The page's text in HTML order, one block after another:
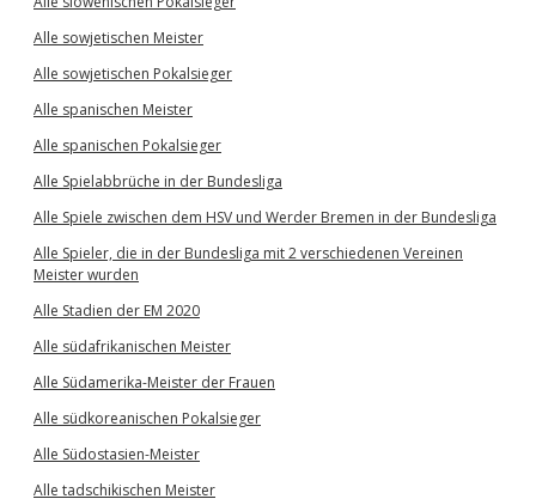
Alle sowjetischen Meister
Alle sowjetischen Pokalsieger
Alle spanischen Meister
Alle spanischen Pokalsieger
Alle Spielabbrüche in der Bundesliga
Alle Spiele zwischen dem HSV und Werder Bremen in der Bundesliga
Alle Spieler, die in der Bundesliga mit 2 verschiedenen Vereinen
Meister wurden
Alle Stadien der EM 2020
Alle südafrikanischen Meister
Alle Südamerika-Meister der Frauen
Alle südkoreanischen Pokalsieger
Alle Südostasien-Meister
Alle tadschikischen Meister